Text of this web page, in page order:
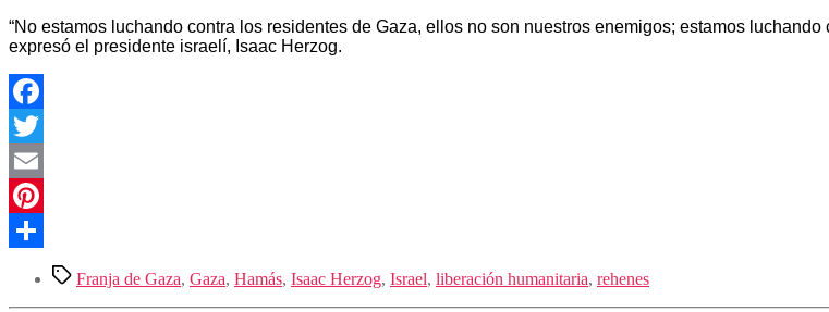
“No estamos luchando contra los residentes de Gaza, ellos no son nuestros enemigos; estamos
expresó el presidente israelí, Isaac Herzog.
Facebook
Twitter
Email
Pinterest
CompartirEtiquetas
Franja de Gaza, Gaza, Hamás, Isaac Herzog, Israel, liberación humanitaria, rehenes